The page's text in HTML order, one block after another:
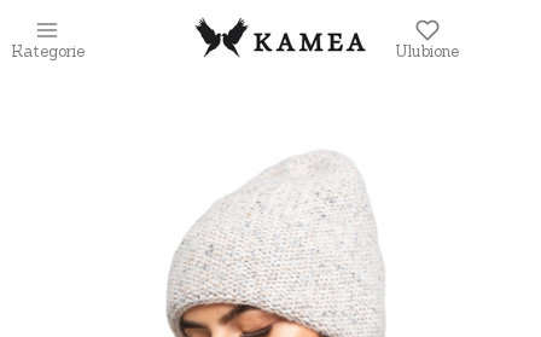
Kategorie Ulubione